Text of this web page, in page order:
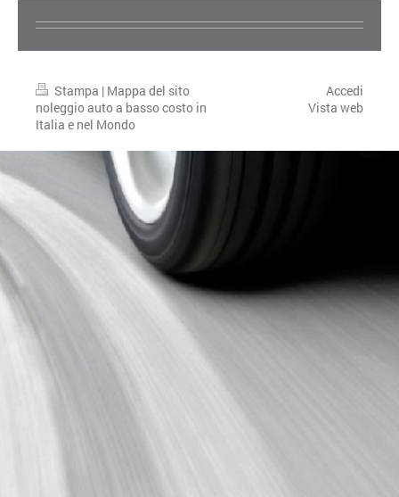
Stampa | Mappa del sito
noleggio auto a basso costo in
Italia e nel Mondo
Accedi
Vista web